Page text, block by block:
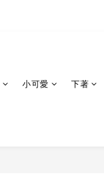
小可愛 下著